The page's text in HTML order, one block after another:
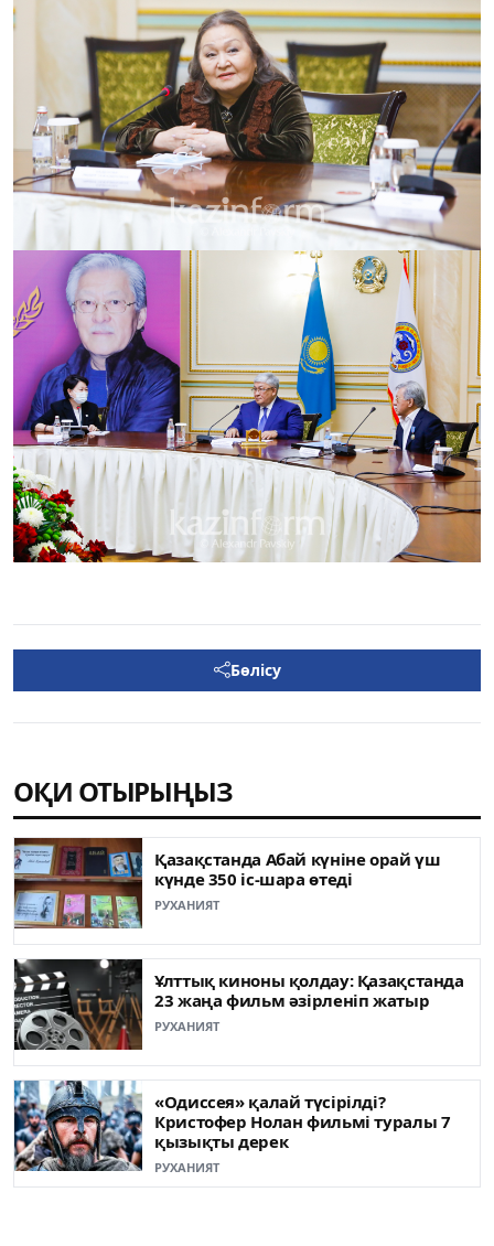
Бөлісу
ОҚИ ОТЫРЫҢЫЗ
Қазақстанда Абай күніне орай үш
күнде 350 іс-шара өтеді
РУХАНИЯТ
Ұлттық киноны қолдау: Қазақстанда
23 жаңа фильм әзірленіп жатыр
РУХАНИЯТ
«Одиссея» қалай түсірілді?
Кристофер Нолан фильмі туралы 7
қызықты дерек
РУХАНИЯТ